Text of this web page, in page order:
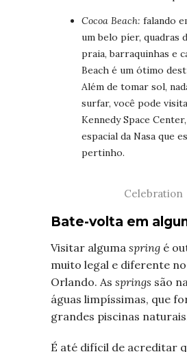
Cocoa Beach: falando
um belo píer, quadras
praia, barraquinhas e
Beach é um ótimo
Além de tomar sol,
surfar, você pode
Kennedy Space
espacial da Nasa que
pertinho.
Celebration
Bate-volta em
Visitar alguma spring é
muito legal e diferente
Orlando. As springs são
águas limpíssimas, que
grandes piscinas
É até difícil de acreditar